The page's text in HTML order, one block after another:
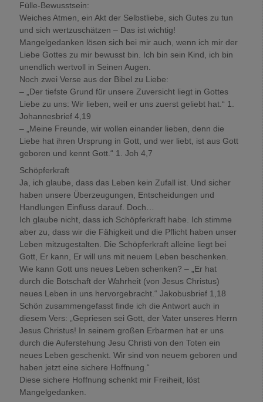
Fülle-Bewusstsein:
Weiches Atmen, ein Akt der Selbstliebe, sich Gutes zu tun
und sich wertzuschätzen – Das ist wichtig!
Mangelgedanken lösen sich bei mir auch, wenn ich mir der
Liebe Gottes zu mir bewusst bin. Ich bin sein Kind, ich bin
unendlich wertvoll in Seinen Augen.
Noch zwei Verse aus der Bibel zu Liebe:
– „Der tiefste Grund für unsere Zuversicht liegt in Gottes
Liebe zu uns: Wir lieben, weil er uns zuerst geliebt hat.“ 1.
Johannesbrief 4,19
– „Meine Freunde, wir wollen einander lieben, denn die
Liebe hat ihren Ursprung in Gott, und wer liebt, ist aus Gott
geboren und kennt Gott.“ 1. Joh 4,7
Schöpferkraft
Ja, ich glaube, dass das Leben kein Zufall ist. Und sicher
haben unsere Überzeugungen, Entscheidungen und
Handlungen Einfluss darauf. Doch…
Ich glaube nicht, dass ich Schöpferkraft habe. Ich stimme
aber zu, dass wir die Fähigkeit und die Pflicht haben unser
Leben mitzugestalten. Die Schöpferkraft alleine liegt bei
Gott, Er kann, Er will uns mit neuem Leben beschenken.
Wie kann Gott uns neues Leben schenken? – „Er hat
durch die Botschaft der Wahrheit (von Jesus Christus)
neues Leben in uns hervorgebracht.“ Jakobusbrief 1,18
Schön zusammengefasst finde ich die Antwort auch in
diesem Vers: „Gepriesen sei Gott, der Vater unseres Herrn
Jesus Christus! In seinem großen Erbarmen hat er uns
durch die Auferstehung Jesu Christi von den Toten ein
neues Leben geschenkt. Wir sind von neuem geboren und
haben jetzt eine sichere Hoffnung.“
Diese sichere Hoffnung schenkt mir Freiheit, löst
Mangelgedanken.